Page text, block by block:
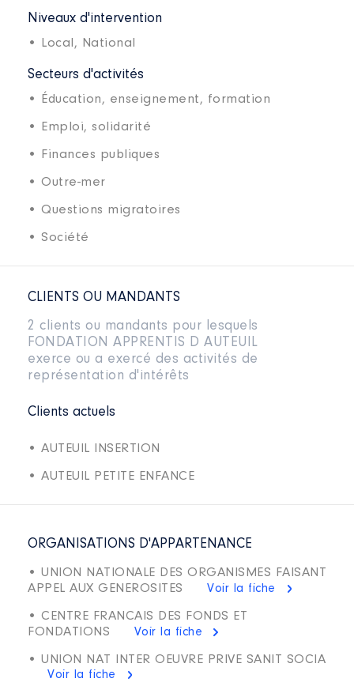
Niveaux d'intervention
• Local, National
Secteurs d'activités
• Éducation, enseignement, formation
• Emploi, solidarité
• Finances publiques
• Outre-mer
• Questions migratoires
• Société
CLIENTS OU MANDANTS
2 clients ou mandants pour lesquels
FONDATION APPRENTIS D AUTEUIL
exerce ou a exercé des activités de
représentation d'intérêts
Clients actuels
• AUTEUIL INSERTION
• AUTEUIL PETITE ENFANCE
ORGANISATIONS D'APPARTENANCE
• UNION NATIONALE DES ORGANISMES FAISANT
APPEL AUX GENEROSITES
Voir la fiche
• CENTRE FRANCAIS DES FONDS ET
FONDATIONS
Voir la fiche
• UNION NAT INTER OEUVRE PRIVE SANIT SOCIA
Voir la fiche